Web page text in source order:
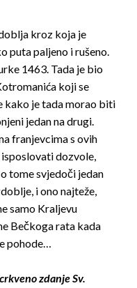
kroz koja je
puta paljeno i rušeno.
1463. Tada je bio
koji se
kako je tada morao biti
jedan na drugi.
franjevcima s ovih
dozvole,
tome svjedoči jedan
i ono najteže,
samo Kraljevu
Bečkoga rata kada
pohode…
zdanje Sv.